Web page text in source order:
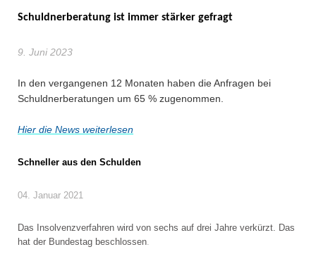
Schuldnerberatung ist immer stärker gefragt
9. Juni 2023
In den vergangenen 12 Monaten haben die Anfragen bei
Schuldnerberatungen um 65 % zugenommen.
Hier die News weiterlesen
Schneller aus den Schulden
04. Januar 2021
Das Insolvenzverfahren wird von sechs auf drei Jahre verkürzt. Das
hat der Bundestag beschlossen.